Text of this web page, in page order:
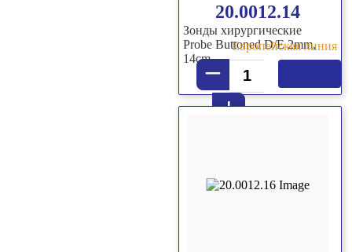
20.0012.14
Зонды хирургические
Probe Buttoned D/E 2mm,
14cm–
+
Европейская линия